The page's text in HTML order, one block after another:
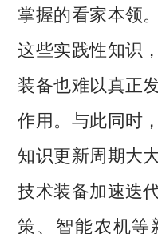
掌握的看家本领
这些实践性知识
装备也难以真正
作用。与此同时
知识更新周期大
技术装备加速迭
策、智能农机